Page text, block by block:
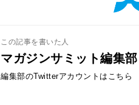
この記事を書いた人
マガジンサミット編集部
編集部のTwitterアカウントはこちら